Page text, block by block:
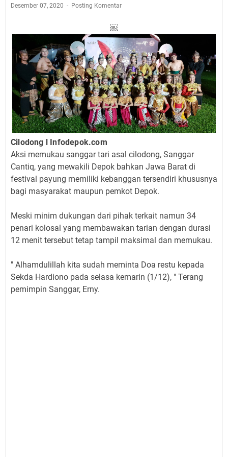
Desember 07, 2020 Posting Komentar
￼
Cilodong l Infodepok.com
Aksi memukau sanggar tari asal cilodong, Sanggar
Cantiq, yang mewakili Depok bahkan Jawa Barat di
festival payung memiliki kebanggan tersendiri khususnya
bagi masyarakat maupun pemkot Depok.
Meski minim dukungan dari pihak terkait namun 34
penari kolosal yang membawakan tarian dengan durasi
12 menit tersebut tetap tampil maksimal dan memukau.
" Alhamdulillah kita sudah meminta Doa restu kepada
Sekda Hardiono pada selasa kemarin (1/12), " Terang
pemimpin Sanggar, Erny.